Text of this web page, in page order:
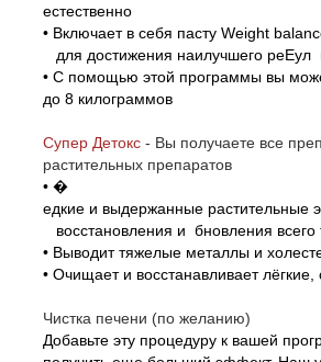
естественно
• Включает в себя пасту Weight
для достижения наилучшего реЕул
• С помощью этой программы вы
до 8 килограммов
Супер Детокс- Вы получаете все
растительных препаратов
• �
едкие и выдержанные растительные
восстановления и бновления всего
• Выводит тяжелые металлы и
• Очищает и восстанавливает
Чистка печени (по желанию)
Добавьте эту процедуру к вашей